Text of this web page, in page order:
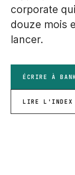
corporate
douze mois
lancer.
ÉCRIRE À
LIRE L'INDEX